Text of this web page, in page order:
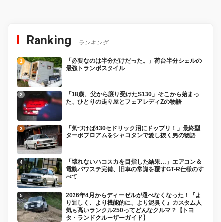
Ranking ランキング
「必要なのは半分だけだった。」荷台半分シェルの
最強トランポスタイル
「18歳、父から譲り受けたS130」そこから始まっ
た、ひとりの走り屋とフェアレディZの物語
「気づけば430セドリック沼にドップリ！」最終型
ターボブロアムをシャコタンで愛し抜く男の物語
「壊れないハコスカを目指した結果…」エアコン＆
電動パワステ完備、旧車の常識を覆すGT-R仕様のす
べて
2026年4月からディーゼルが選べなくなった！『よ
り逞しく、より機能的に、より泥臭く』カスタム人
気も高いランクル250ってどんなクルマ？【トヨ
タ・ランドクルーザーガイド】